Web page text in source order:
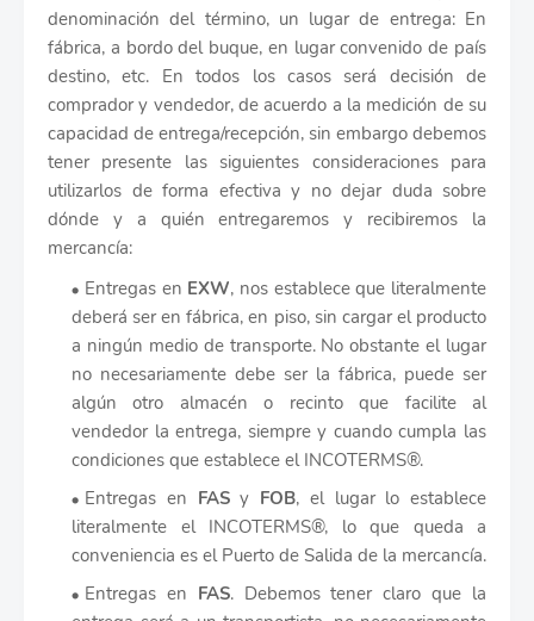
denominación del término, un lugar de entrega: En
fábrica, a bordo del buque, en lugar convenido de país
destino, etc. En todos los casos será decisión de
comprador y vendedor, de acuerdo a la medición de su
capacidad de entrega/recepción, sin embargo debemos
tener presente las siguientes consideraciones para
utilizarlos de forma efectiva y no dejar duda sobre
dónde y a quién entregaremos y recibiremos la
mercancía:
Entregas en EXW, nos establece que literalmente
deberá ser en fábrica, en piso, sin cargar el producto
a ningún medio de transporte. No obstante el lugar
no necesariamente debe ser la fábrica, puede ser
algún otro almacén o recinto que facilite al
vendedor la entrega, siempre y cuando cumpla las
condiciones que establece el INCOTERMS®.
Entregas en FASy FOB, el lugar lo establece
literalmente el INCOTERMS®, lo que queda a
conveniencia es el Puerto de Salida de la mercancía.
Entregas en FAS. Debemos tener claro que la